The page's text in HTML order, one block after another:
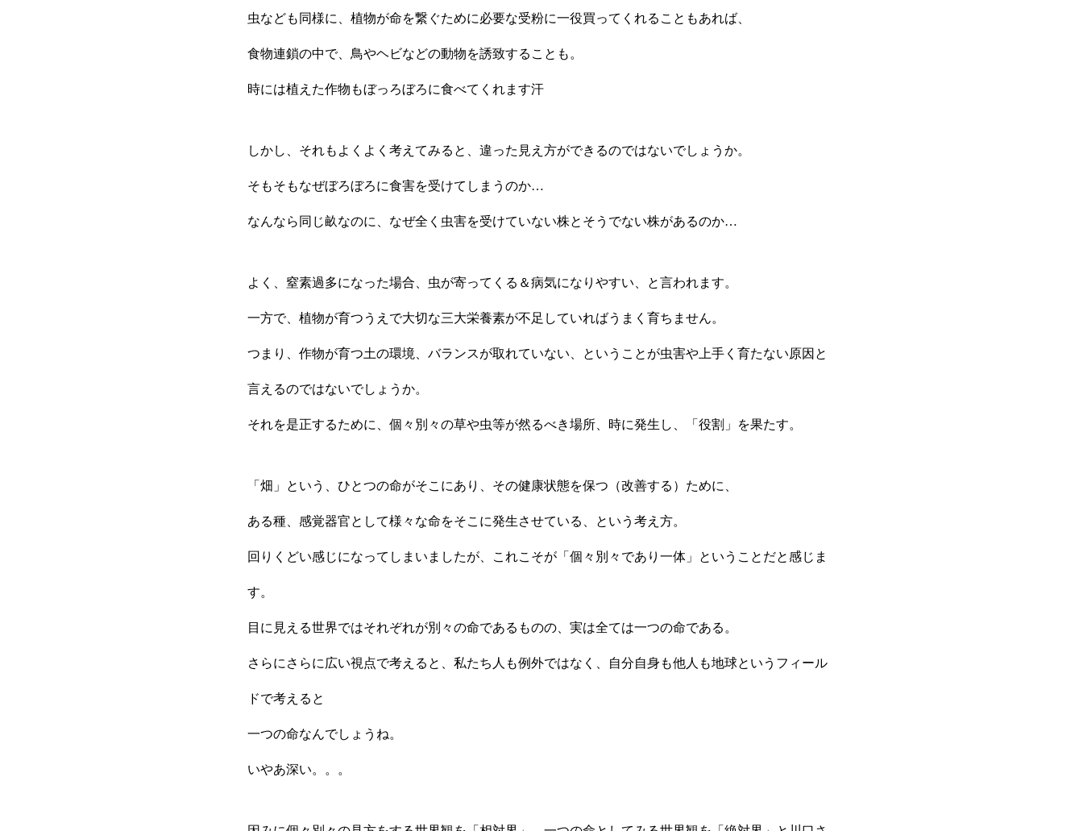
虫なども同様に、植物が命を繋ぐために必要な受粉に一役買ってくれることもあれば、
食物連鎖の中で、鳥やヘビなどの動物を誘致することも。
時には植えた作物もぼっろぼろに食べてくれます汗
しかし、それもよくよく考えてみると、違った見え方ができるのではないでしょうか。
そもそもなぜぼろぼろに食害を受けてしまうのか…
なんなら同じ畝なのに、なぜ全く虫害を受けていない株とそうでない株があるのか…
よく、窒素過多になった場合、虫が寄ってくる＆病気になりやすい、と言われます。
一方で、植物が育つうえで大切な三大栄養素が不足していればうまく育ちません。
つまり、作物が育つ土の環境、バランスが取れていない、ということが虫害や上手く育たない原因と
言えるのではないでしょうか。
それを是正するために、個々別々の草や虫等が然るべき場所、時に発生し、「役割」を果たす。
「畑」という、ひとつの命がそこにあり、その健康状態を保つ（改善する）ために、
ある種、感覚器官として様々な命をそこに発生させている、という考え方。
回りくどい感じになってしまいましたが、これこそが「個々別々であり一体」ということだと感じま
す。
目に見える世界ではそれぞれが別々の命であるものの、実は全ては一つの命である。
さらにさらに広い視点で考えると、私たち人も例外ではなく、自分自身も他人も地球というフィール
ドで考えると
一つの命なんでしょうね。
いやあ深い。。。